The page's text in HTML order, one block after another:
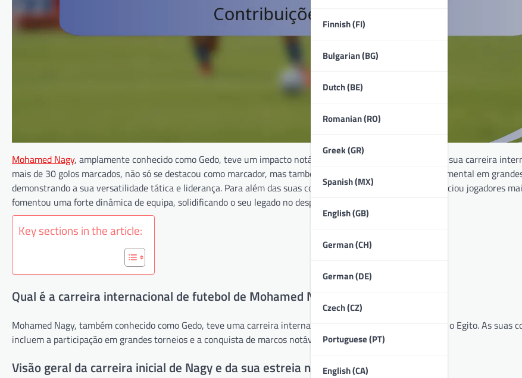
Finnish (FI)
Bulgarian (BG)
Dutch (BE)
Romanian (RO)
Greek (GR)
Spanish (MX)
English (GB)
German (CH)
German (DE)
Czech (CZ)
Portuguese (PT)
English (CA)
Mohamed Nagy, amplamente conhecido como Gedo, teve um impacto notável no futebol egípcio ao longo da sua carreira
mais de 30 golos marcados, não só se destacou como marcador, mas também desempenhou um papel fundamental em
demonstrando a sua versatilidade tática e liderança. Para além das suas conquistas em campo, Nagy influenciou jogadores
fomentou uma forte dinâmica de equipa, solidificando o seu legado no desporto.
Key sections in the article:
Qual é a carreira internacional de futebol de Mohamed Nagy?
Mohamed Nagy, também conhecido como Gedo, teve uma carreira internacional significativa representando o Egito. As suas
incluem a participação em grandes torneios e a conquista de marcos notáveis em campo.
Visão geral da carreira inicial de Nagy e da sua estreia na seleção nacional